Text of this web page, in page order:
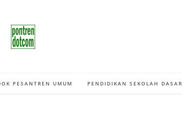
PESANTREN UMUM PENDIDIKAN SEKOLAH DASAR